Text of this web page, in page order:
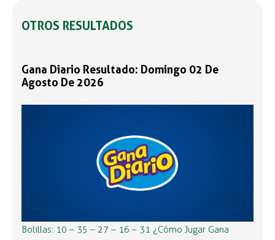
OTROS RESULTADOS
Gana Diario Resultado: Domingo 02 De
Agosto De 2026
Bolillas: 10 – 35 – 27 – 16 – 31 ¿Cómo Jugar Gana